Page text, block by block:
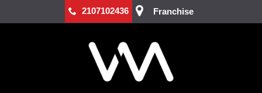
2107102436 Franchise